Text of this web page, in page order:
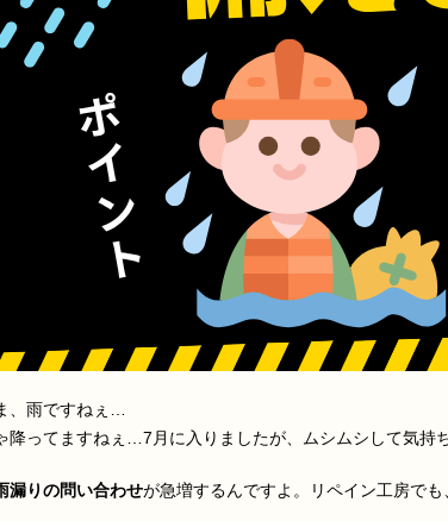
、雨ですねぇ…
降ってますねぇ…7月に入りましたが、ムシムシして気持
漏りの問い合わせが急増するんですよ。リペイン工房で